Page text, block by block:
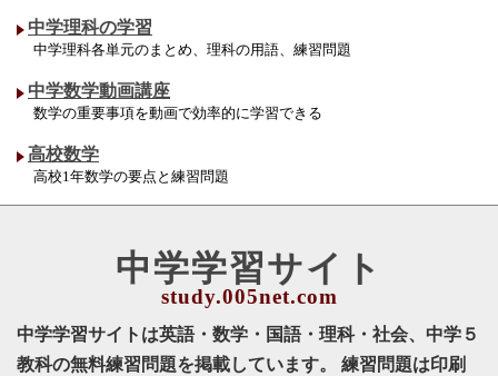
中学理科の学習
中学理科各単元のまとめ、理科の用語、練習問題
中学数学動画講座
数学の重要事項を動画で効率的に学習できる
高校数学
高校1年数学の要点と練習問題
中学学習サイト
中学学習サイトは英語・数学・国語・理科・社会、中学５
教科の無料練習問題を掲載しています。 練習問題は印刷